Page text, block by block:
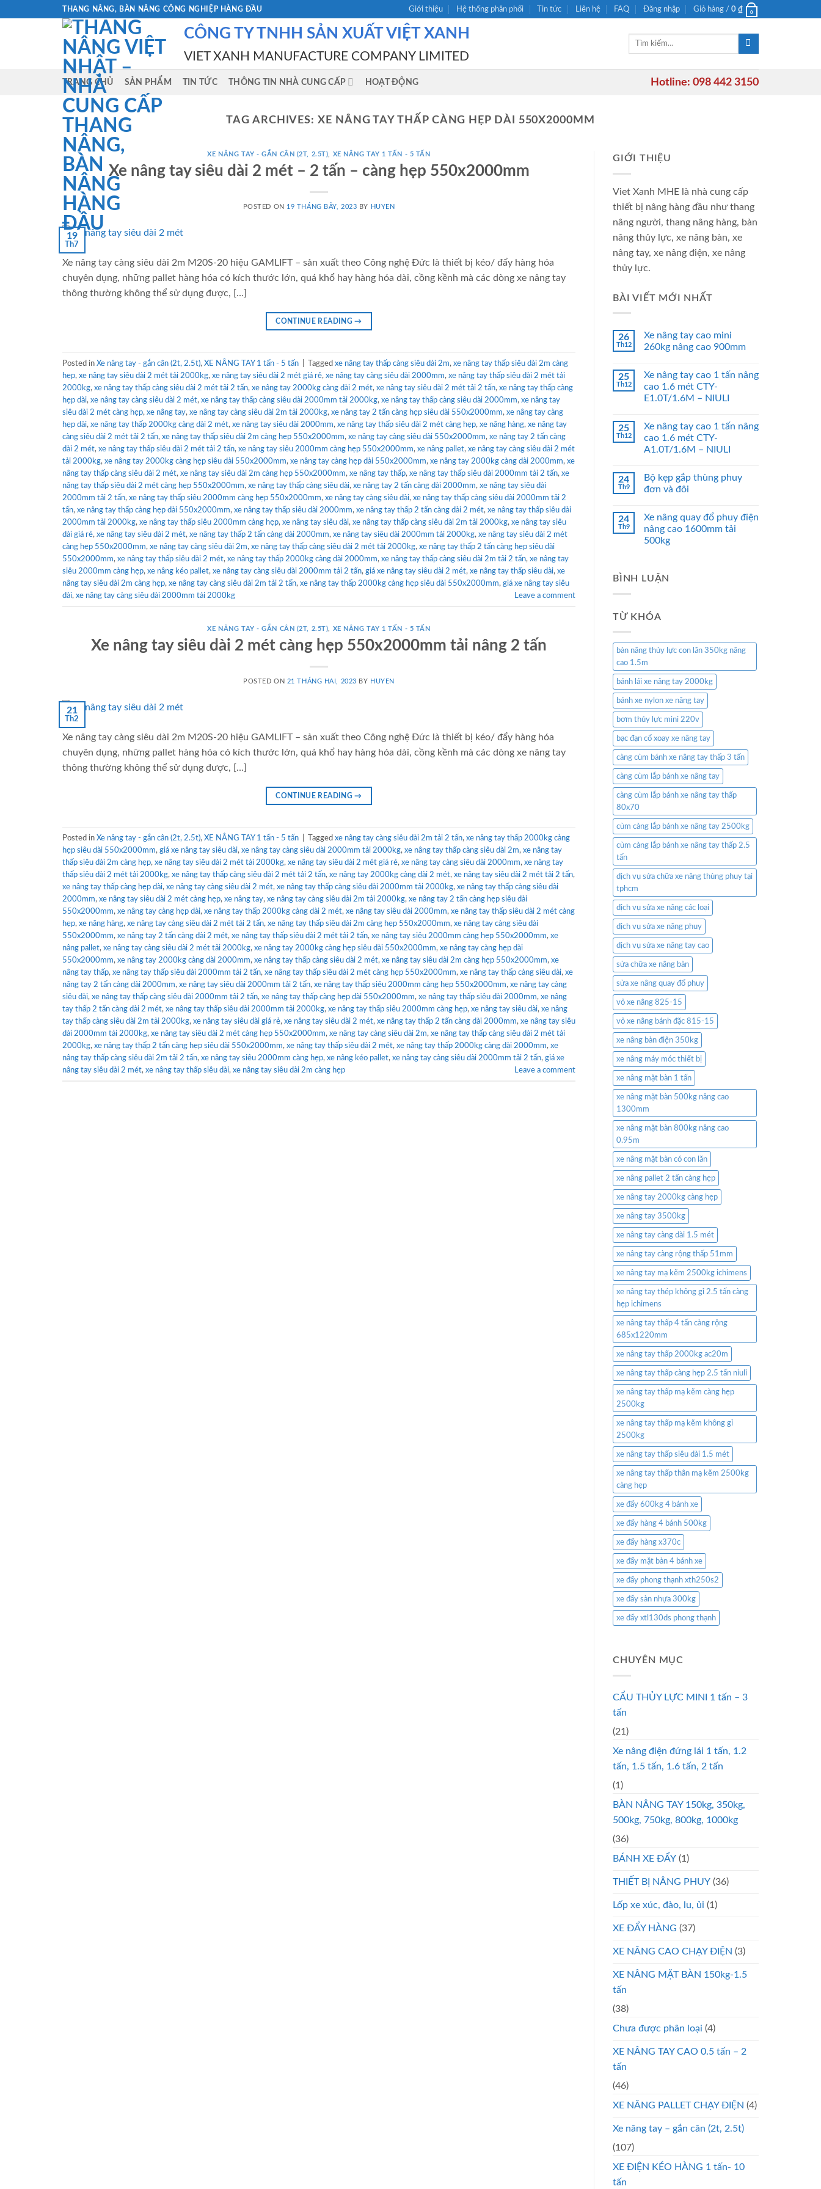
THANG NÂNG, BÀN NÂNG CÔNG NGHIỆP HÀNG ĐẦU Giới thiệu Hệ thống phân phối Tin tức Liên hệ FAQ Đăng nhập Giỏ hàng / 0 ₫ 0
CÔNG TY TNHH SẢN XUẤT VIỆT XANH
VIET XANH MANUFACTURE COMPANY LIMITED
Tìm
TRANG CHỦ SẢN PHẨM TIN TỨC THÔNG TIN NHÀ CUNG CẤP HOẠT ĐỘNG Hotline: 098 442 3150
TAG ARCHIVES:XE NÂNG TAY THẤP CÀNG HẸP DÀI 550X2000MM
XE NÂNG TAY - GẮN CÂN (2T, 2.5T) XE NÂNG TAY 1 TẤN - 5 TẤN
Xe nâng tay siêu dài 2 mét – 2 tấn – càng hẹp 550x2000mm
POSTED ON 19 THÁNG BẢY, 2023 BY HUYEN
19
Th7
Xe nâng tay càng siêu dài 2m M20S-20 hiệu GAMLIFT – sản xuất theo Công nghệ Đức là thiết bị kéo/ đẩy hàng hóa
chuyên dụng, những pallet hàng hóa có kích thước lớn, quá khổ hay hàng hóa dài, cồng kềnh mà các dòng xe nâng tay
thông thường không thể sử dụng được, […]
CONTINUE READING→
Posted in Xe nâng tay - gắn cân (2t, 2.5t), XE NÂNG TAY 1 tấn - 5 tấn Tagged xe nâng tay thấp càng siêu dài 2m, xe nâng tay thấp siêu dài 2m càng
hẹp, xe nâng tay siêu dài 2 mét tải 2000kg, xe nâng tay siêu dài 2 mét giá rẻ, xe nâng tay càng siêu dài 2000mm, xe nâng tay thấp siêu dài 2 mét tải
2000kg, xe nâng tay thấp càng siêu dài 2 mét tải 2 tấn, xe nâng tay 2000kg càng dài 2 mét, xe nâng tay siêu dài 2 mét tải 2 tấn, xe nâng tay thấp càng
hẹp dài, xe nâng tay càng siêu dài 2 mét, xe nâng tay thấp càng siêu dài 2000mm tải 2000kg, xe nâng tay thấp càng siêu dài 2000mm, xe nâng tay
siêu dài 2 mét càng hẹp, xe nâng tay, xe nâng tay càng siêu dài 2m tải 2000kg, xe nâng tay 2 tấn càng hẹp siêu dài 550x2000mm, xe nâng tay càng
hẹp dài, xe nâng tay thấp 2000kg càng dài 2 mét, xe nâng tay siêu dài 2000mm, xe nâng tay thấp siêu dài 2 mét càng hẹp, xe nâng hàng, xe nâng tay
càng siêu dài 2 mét tải 2 tấn, xe nâng tay thấp siêu dài 2m càng hẹp 550x2000mm, xe nâng tay càng siêu dài 550x2000mm, xe nâng tay 2 tấn càng
dài 2 mét, xe nâng tay thấp siêu dài 2 mét tải 2 tấn, xe nâng tay siêu 2000mm càng hẹp 550x2000mm, xe nâng pallet, xe nâng tay càng siêu dài 2 mét
tải 2000kg, xe nâng tay 2000kg càng hẹp siêu dài 550x2000mm, xe nâng tay càng hẹp dài 550x2000mm, xe nâng tay 2000kg càng dài 2000mm, xe
nâng tay thấp càng siêu dài 2 mét, xe nâng tay siêu dài 2m càng hẹp 550x2000mm, xe nâng tay thấp, xe nâng tay thấp siêu dài 2000mm tải 2 tấn, xe
nâng tay thấp siêu dài 2 mét càng hẹp 550x2000mm, xe nâng tay thấp càng siêu dài, xe nâng tay 2 tấn càng dài 2000mm, xe nâng tay siêu dài
2000mm tải 2 tấn, xe nâng tay thấp siêu 2000mm càng hẹp 550x2000mm, xe nâng tay càng siêu dài, xe nâng tay thấp càng siêu dài 2000mm tải 2
tấn, xe nâng tay thấp càng hẹp dài 550x2000mm, xe nâng tay thấp siêu dài 2000mm, xe nâng tay thấp 2 tấn càng dài 2 mét, xe nâng tay thấp siêu dài
2000mm tải 2000kg, xe nâng tay thấp siêu 2000mm càng hẹp, xe nâng tay siêu dài, xe nâng tay thấp càng siêu dài 2m tải 2000kg, xe nâng tay siêu
dài giá rẻ, xe nâng tay siêu dài 2 mét, xe nâng tay thấp 2 tấn càng dài 2000mm, xe nâng tay siêu dài 2000mm tải 2000kg, xe nâng tay siêu dài 2 mét
càng hẹp 550x2000mm, xe nâng tay càng siêu dài 2m, xe nâng tay thấp càng siêu dài 2 mét tải 2000kg, xe nâng tay thấp 2 tấn càng hẹp siêu dài
550x2000mm, xe nâng tay thấp siêu dài 2 mét, xe nâng tay thấp 2000kg càng dài 2000mm, xe nâng tay thấp càng siêu dài 2m tải 2 tấn, xe nâng tay
siêu 2000mm càng hẹp, xe nâng kéo pallet, xe nâng tay càng siêu dài 2000mm tải 2 tấn, giá xe nâng tay siêu dài 2 mét, xe nâng tay thấp siêu dài, xe
nâng tay siêu dài 2m càng hẹp, xe nâng tay càng siêu dài 2m tải 2 tấn, xe nâng tay thấp 2000kg càng hẹp siêu dài 550x2000mm, giá xe nâng tay siêu
dài, xe nâng tay càng siêu dài 2000mm tải 2000kg Leave a comment
XE NÂNG TAY - GẮN CÂN (2T, 2.5T), XE NÂNG TAY 1 TẤN - 5 TẤN
Xe nâng tay siêu dài 2 mét càng hẹp 550x2000mm tải nâng 2 tấn
POSTED ON 21 THÁNG HAI, 2023 BY HUYEN
21
Th2
Xe nâng tay càng siêu dài 2m M20S-20 hiệu GAMLIFT – sản xuất theo Công nghệ Đức là thiết bị kéo/ đẩy hàng hóa
chuyên dụng, những pallet hàng hóa có kích thước lớn, quá khổ hay hàng hóa dài, cồng kềnh mà các dòng xe nâng tay
thông thường không thể sử dụng được, […]
CONTINUE READING→
Posted in Xe nâng tay - gắn cân (2t, 2.5t), XE NÂNG TAY 1 tấn - 5 tấn Tagged xe nâng tay càng siêu dài 2m tải 2 tấn, xe nâng tay thấp 2000kg càng
hẹp siêu dài 550x2000mm, giá xe nâng tay siêu dài, xe nâng tay càng siêu dài 2000mm tải 2000kg, xe nâng tay thấp càng siêu dài 2m, xe nâng tay
thấp siêu dài 2m càng hẹp, xe nâng tay siêu dài 2 mét tải 2000kg, xe nâng tay siêu dài 2 mét giá rẻ, xe nâng tay càng siêu dài 2000mm, xe nâng tay
thấp siêu dài 2 mét tải 2000kg, xe nâng tay thấp càng siêu dài 2 mét tải 2 tấn, xe nâng tay 2000kg càng dài 2 mét, xe nâng tay siêu dài 2 mét tải 2 tấn,
xe nâng tay thấp càng hẹp dài, xe nâng tay càng siêu dài 2 mét, xe nâng tay thấp càng siêu dài 2000mm tải 2000kg, xe nâng tay thấp càng siêu dài
2000mm, xe nâng tay siêu dài 2 mét càng hẹp, xe nâng tay, xe nâng tay càng siêu dài 2m tải 2000kg, xe nâng tay 2 tấn càng hẹp siêu dài
550x2000mm, xe nâng tay càng hẹp dài, xe nâng tay thấp 2000kg càng dài 2 mét, xe nâng tay siêu dài 2000mm, xe nâng tay thấp siêu dài 2 mét càng
hẹp, xe nâng hàng, xe nâng tay càng siêu dài 2 mét tải 2 tấn, xe nâng tay thấp siêu dài 2m càng hẹp 550x2000mm, xe nâng tay càng siêu dài
550x2000mm, xe nâng tay 2 tấn càng dài 2 mét, xe nâng tay thấp siêu dài 2 mét tải 2 tấn, xe nâng tay siêu 2000mm càng hẹp 550x2000mm, xe
nâng pallet, xe nâng tay càng siêu dài 2 mét tải 2000kg, xe nâng tay 2000kg càng hẹp siêu dài 550x2000mm, xe nâng tay càng hẹp dài
550x2000mm, xe nâng tay 2000kg càng dài 2000mm, xe nâng tay thấp càng siêu dài 2 mét, xe nâng tay siêu dài 2m càng hẹp 550x2000mm, xe
nâng tay thấp, xe nâng tay thấp siêu dài 2000mm tải 2 tấn, xe nâng tay thấp siêu dài 2 mét càng hẹp 550x2000mm, xe nâng tay thấp càng siêu dài, xe
nâng tay 2 tấn càng dài 2000mm, xe nâng tay siêu dài 2000mm tải 2 tấn, xe nâng tay thấp siêu 2000mm càng hẹp 550x2000mm, xe nâng tay càng
siêu dài, xe nâng tay thấp càng siêu dài 2000mm tải 2 tấn, xe nâng tay thấp càng hẹp dài 550x2000mm, xe nâng tay thấp siêu dài 2000mm, xe nâng
tay thấp 2 tấn càng dài 2 mét, xe nâng tay thấp siêu dài 2000mm tải 2000kg, xe nâng tay thấp siêu 2000mm càng hẹp, xe nâng tay siêu dài, xe nâng
tay thấp càng siêu dài 2m tải 2000kg, xe nâng tay siêu dài giá rẻ, xe nâng tay siêu dài 2 mét, xe nâng tay thấp 2 tấn càng dài 2000mm, xe nâng tay siêu
dài 2000mm tải 2000kg, xe nâng tay siêu dài 2 mét càng hẹp 550x2000mm, xe nâng tay càng siêu dài 2m, xe nâng tay thấp càng siêu dài 2 mét tải
2000kg, xe nâng tay thấp 2 tấn càng hẹp siêu dài 550x2000mm, xe nâng tay thấp siêu dài 2 mét, xe nâng tay thấp 2000kg càng dài 2000mm, xe
nâng tay thấp càng siêu dài 2m tải 2 tấn, xe nâng tay siêu 2000mm càng hẹp, xe nâng kéo pallet, xe nâng tay càng siêu dài 2000mm tải 2 tấn, giá xe
nâng tay siêu dài 2 mét, xe nâng tay thấp siêu dài, xe nâng tay siêu dài 2m càng hẹp Leave a comment
GIỚI THIỆU
Viet Xanh MHE là nhà cung cấp
thiết bị nâng hàng đầu như thang
nâng người, thang nâng hàng, bàn
nâng thủy lực, xe nâng bàn, xe
nâng tay, xe nâng điện, xe nâng
thủy lực.
BÀI VIẾT MỚI NHẤT
26
Th12
Xe nâng tay cao mini
260kg nâng cao 900mm
25
Th12
Xe nâng tay cao 1 tấn nâng
cao 1.6 mét CTY-
E1.0T/1.6M – NIULI
25
Th12
Xe nâng tay cao 1 tấn nâng
cao 1.6 mét CTY-
A1.0T/1.6M – NIULI
24
Th9
Bộ kẹp gắp thùng phuy
đơn và đôi
24
Th9
Xe nâng quay đổ phuy điện
nâng cao 1600mm tải
500kg
BÌNH LUẬN
TỪ KHÓA
bàn nâng thủy lực con lăn 350kg nâng
cao 1.5m
bánh lái xe nâng tay 2000kg
bánh xe nylon xe nâng tay
bơm thủy lực mini 220v
bạc đạn cổ xoay xe nâng tay
càng cùm bánh xe nâng tay thấp 3 tấn
càng cùm lắp bánh xe nâng tay
càng cùm lắp bánh xe nâng tay thấp
80x70
cùm càng lắp bánh xe nâng tay 2500kg
cùm càng lắp bánh xe nâng tay thấp 2.5
tấn
dịch vụ sửa chữa xe nâng thùng phuy tại
tphcm
dịch vụ sửa xe nâng các loại
dịch vụ sửa xe nâng phuy
dịch vụ sửa xe nâng tay cao
sửa chữa xe nâng bàn
sửa xe nâng quay đổ phuy
vỏ xe nâng 825-15
vỏ xe nâng bánh đặc 815-15
xe nâng bàn điện 350kg
xe nâng máy móc thiết bị
xe nâng mặt bàn 1 tấn
xe nâng mặt bàn 500kg nâng cao
1300mm
xe nâng mặt bàn 800kg nâng cao
0.95m
xe nâng mặt bàn có con lăn
xe nâng pallet 2 tấn càng hẹp
xe nâng tay 2000kg càng hẹp
xe nâng tay 3500kg
xe nâng tay càng dài 1.5 mét
xe nâng tay càng rộng thấp 51mm
xe nâng tay mạ kẽm 2500kg ichimens
xe nâng tay thép không gỉ 2.5 tấn càng
hẹp ichimens
xe nâng tay thấp 4 tấn càng rộng
685x1220mm
xe nâng tay thấp 2000kg ac20m
xe nâng tay thấp càng hẹp 2.5 tấn niuli
xe nâng tay thấp mạ kẽm càng hẹp
2500kg
xe nâng tay thấp mạ kẽm không gỉ
2500kg
xe nâng tay thấp siêu dài 1.5 mét
xe nâng tay thấp thân mạ kẽm 2500kg
càng hẹp
xe đẩy 600kg 4 bánh xe
xe đẩy hàng 4 bánh 500kg
xe đẩy hàng x370c
xe đẩy mặt bàn 4 bánh xe
xe đẩy phong thạnh xth250s2
xe đẩy sàn nhựa 300kg
xe đẩy xtl130ds phong thạnh
CHUYÊN MỤC
CẨU THỦY LỰC MINI 1 tấn – 3
tấn
(21)
Xe nâng điện đứng lái 1 tấn, 1.2
tấn, 1.5 tấn, 1.6 tấn, 2 tấn
(1)
BÀN NÂNG TAY 150kg, 350kg,
500kg, 750kg, 800kg, 1000kg
(36)
BÁNH XE ĐẨY (1)
THIẾT BỊ NÂNG PHUY (36)
Lốp xe xúc, đào, lu, ủi (1)
XE ĐẨY HÀNG (37)
XE NÂNG CAO CHẠY ĐIỆN (3)
XE NÂNG MẶT BÀN 150kg-1.5
tấn
(38)
Chưa được phân loại (4)
XE NÂNG TAY CAO 0.5 tấn – 2
tấn
(46)
XE NÂNG PALLET CHẠY ĐIỆN (4)
Xe nâng tay – gắn cân (2t, 2.5t)
(107)
XE ĐIỆN KÉO HÀNG 1 tấn- 10
tấn